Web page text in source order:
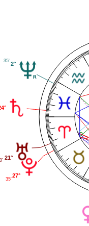
2°
35'
21°
27°
35'